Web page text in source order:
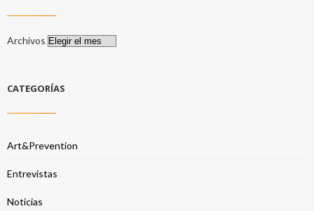
Archivos
CATEGORÍAS
Art&Prevention
Entrevistas
Noticias